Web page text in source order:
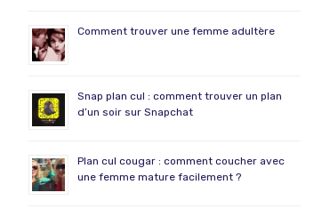
Comment trouver une femme adultère
Snap plan cul : comment trouver un plan
d’un soir sur Snapchat
Plan cul cougar : comment coucher avec
une femme mature facilement ?